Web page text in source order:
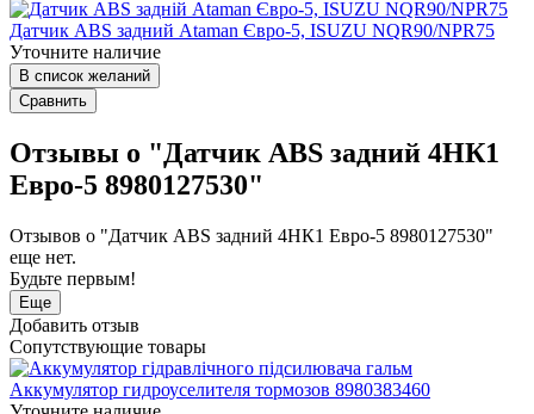
Датчик АBS задний Ataman Євро-5, ISUZU NQR90/NPR75
Уточните наличие
В список желаний
Сравнить
Отзывы о "Датчик ABS задний 4НК1
Евро-5 8980127530"
Отзывов о "Датчик ABS задний 4НК1 Евро-5 8980127530"
еще нет.
Будьте первым!
Еще
Добавить отзыв
Сопутствующие товары
Аккумулятор гидроуселителя тормозов 8980383460